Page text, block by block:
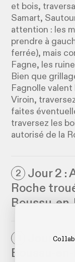
et bois,
Samart,
attention : les
prendre à
ferrée), mais
Fagne, les
Bien que
Fagnolle
Viroin,
faites
traversez les
autorisé de la
2
Jour 2 :
Roche
Boussu-
Jour 3 :
Boussu-